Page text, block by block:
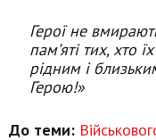
Герої не
памʼяті тих, хто
рідним і
Герою!»
До теми: